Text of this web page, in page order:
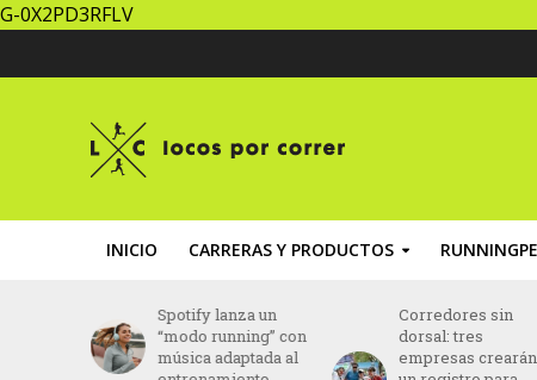
G-0X2PD3RFLV
INICIO CARRERAS Y PRODUCTOS
Spotify lanza un
“modo running” con
música adaptada al
Corredores sin
dorsal: tres
empresas crearán